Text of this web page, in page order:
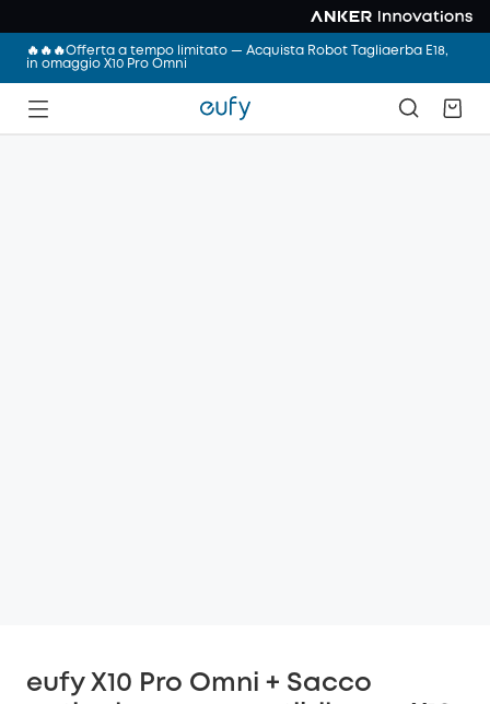
🔥🔥🔥Offerta a tempo limitato — Acquista Robot Tagliaerba E18,
in omaggio X10 Pro Omni
eufy X10 Pro Omni + Sacco